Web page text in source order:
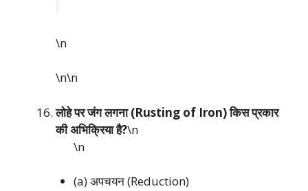
\n
\n\n
लोहे पर जंग लगना (Rusting of Iron) किस प्रकार
की अभिक्रिया है?\n
\n
(a) अपचयन (Reduction)